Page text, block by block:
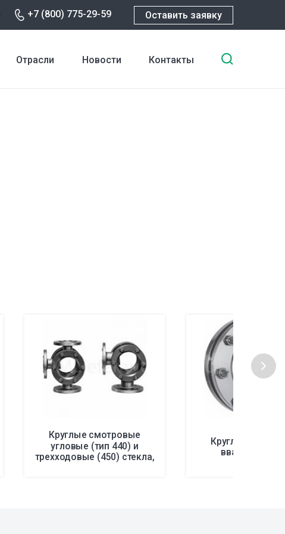
+7 (800) 775-29-59 Оставить заявку
Отрасли Новости Контакты
Круглые смотровые
угловые (тип 440) и
трехходовые (450) стекла,
Круглые
вварные